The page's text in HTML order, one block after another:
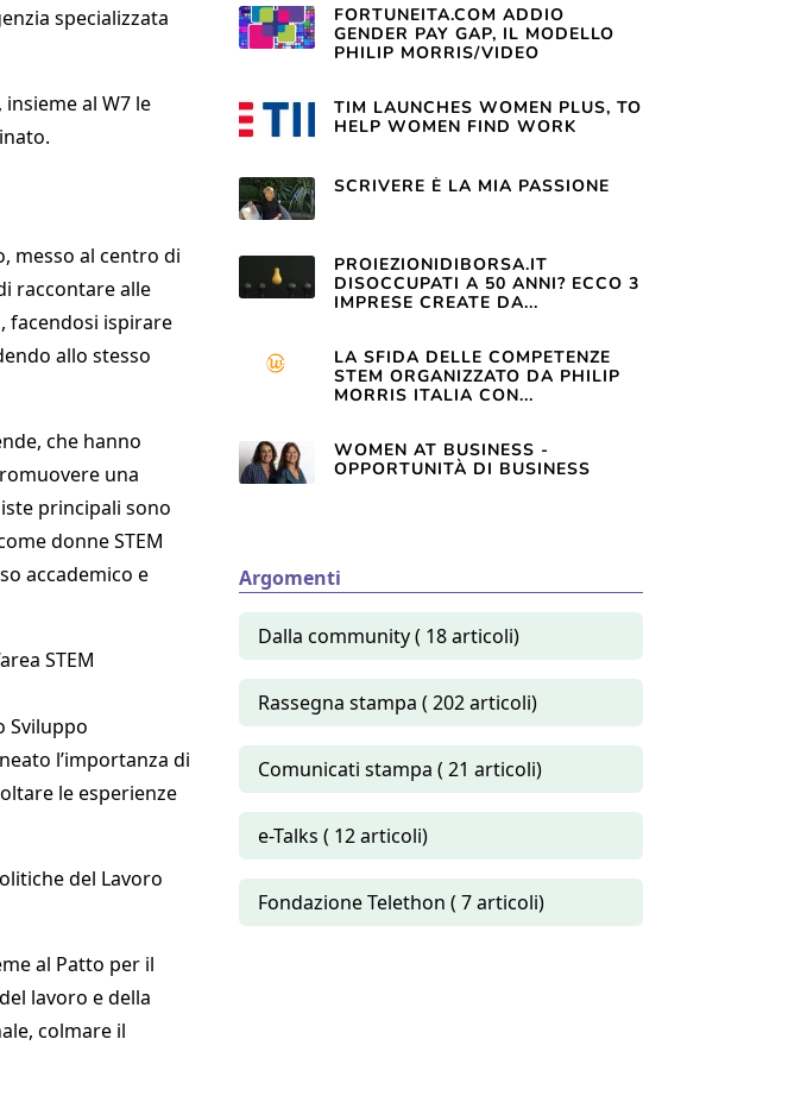
specializzata
al W7 le
messo al centro di
raccontare alle
facendosi ispirare
allo stesso
che hanno
una
principali sono
donne STEM
accademico e
STEM
Sviluppo
l’importanza di
le esperienze
del Lavoro
al Patto per il
lavoro e della
colmare il
FORTUNEITA.COM ADDIO
GENDER PAY GAP, IL MODELLO
PHILIP MORRIS/VIDEO
TIM LAUNCHES WOMEN PLUS, TO
HELP WOMEN FIND WORK
SCRIVERE È LA MIA PASSIONE
PROIEZIONIDIBORSA.IT
DISOCCUPATI A 50 ANNI? ECCO 3
IMPRESE CREATE DA...
LA SFIDA DELLE COMPETENZE
STEM ORGANIZZATO DA PHILIP
MORRIS ITALIA CON...
WOMEN AT BUSINESS -
OPPORTUNITÀ DI BUSINESS
Argomenti
Dalla community ( 18 articoli)
Rassegna stampa ( 202 articoli)
Comunicati stampa ( 21 articoli)
e-Talks ( 12 articoli)
Fondazione Telethon ( 7 articoli)